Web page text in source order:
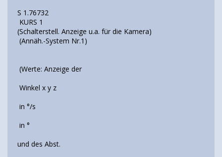
S 1.76732
KURS 1
(Schalterstell. Anzeige u.a. für die Kamera)
(Annäh.-System Nr.1)
(Werte: Anzeige der
Winkel x y z
in °/s
in °
und des Abst.